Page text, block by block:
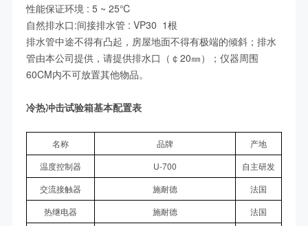
性能保证环境 : 5 ~ 25℃
自然排水口:间接排水管 : VP30 1根
排水管中途不得有凸起，房屋地面不得有极端的倾斜；排水
管由本公司提供，请提供排水口（￠20㎜）；仪器周围
60CM内不可放置其他物品。
冷热冲击试验箱基本配置表
名称 品牌
产地
温度控制器
U-700
自主研发
交流接触器
施耐德
法国
热继电器
施耐德
法国